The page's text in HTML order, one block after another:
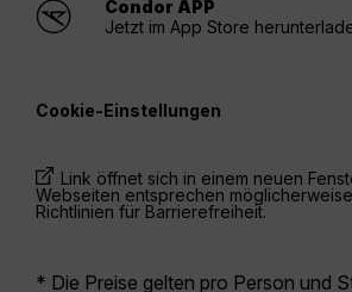
Condor APP
Jetzt im App Store
Cookie-Einstellungen
Link öffnet sich in einem neuen
Webseiten entsprechen
Richtlinien für Barrierefreiheit.
* Die Preise gelten pro Person und